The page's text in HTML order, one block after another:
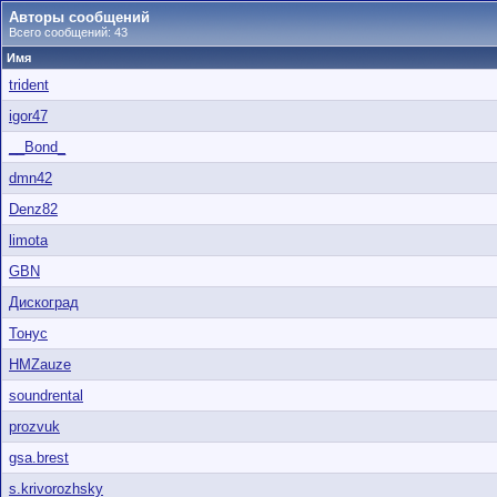
Авторы сообщений
Всего сообщений: 43
Имя
trident
igor47
__Bond_
dmn42
Denz82
limota
GBN
Дискоград
Тонус
HMZauze
soundrental
prozvuk
gsa.brest
s.krivorozhsky